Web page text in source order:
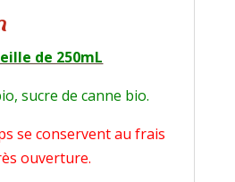
de 250mL
sucre de canne bio.
se conservent au frais
ouverture.